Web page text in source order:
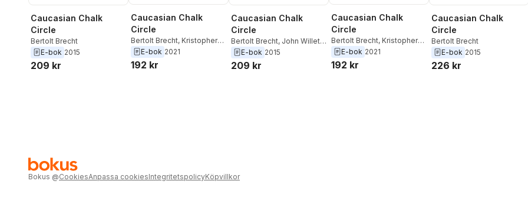
Caucasian Chalk
Circle
Bertolt Brecht
E-bok 2015
209 kr
Caucasian Chalk
Circle
Bertolt Brecht, Kristopher
Imbrigotta
E-bok 2021
192 kr
Caucasian Chalk
Circle
Bertolt Brecht, John Willett ,
Ralph Manheim
E-bok 2015
209 kr
Caucasian Chalk
Circle
Bertolt Brecht, Kristopher
Imbrigotta
E-bok 2021
192 kr
Caucasian Chalk
Circle
Bertolt Brecht
E-bok 2015
226 kr
Bokus @CookiesAnpassa cookiesIntegritetspolicyKöpvillkor